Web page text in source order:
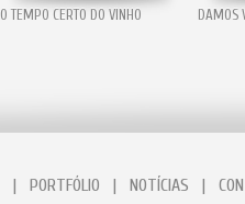
O TEMPO CERTO DO VINHO DAMOS
| PORTFÓLIO | NOTÍCIAS |